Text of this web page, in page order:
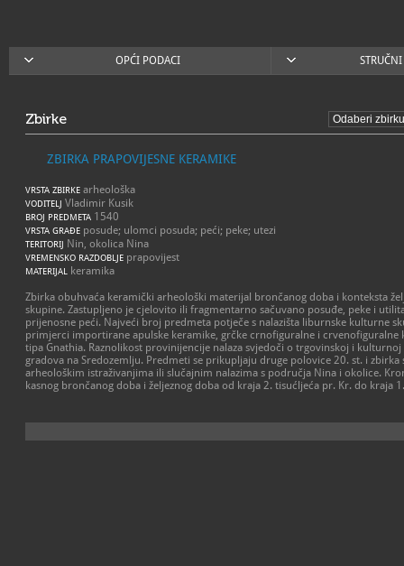
OPĆI PODACI
Zbirke
ZBIRKA PRAPOVIJESNE KERAMIKE
VRSTA ZBIRKE arheološka
VODITELJ Vladimir Kusik
BROJ PREDMETA 1540
VRSTA GRAĐE posude; ulomci posuda; peći; peke; utezi
TERITORIJ Nin, okolica Nina
VREMENSKO RAZDOBLJE prapovijest
MATERIJAL keramika
Zbirka obuhvaća keramički arheološki materijal brončanog doba i konteksta
skupine. Zastupljeno je cjelovito ili fragmentarno sačuvano posuđe, peke i
prijenosne peći. Najveći broj predmeta potječe s nalazišta liburnske kulturne
primjerci importirane apulske keramike, grčke crnofiguralne i crvenofiguralne
tipa Gnathia. Raznolikost provinijencije nalaza svjedoči o trgovinskoj i
gradova na Sredozemlju. Predmeti se prikupljaju druge polovice 20. st. i zbirka
arheološkim istraživanjima ili slučajnim nalazima s područja Nina i okolice.
kasnog brončanog doba i željeznog doba od kraja 2. tisućljeća pr. Kr. do kraja